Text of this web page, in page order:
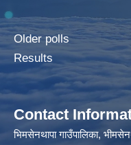
Older polls
Results
Contact
भिमसेनथापा गाउँपालिका,